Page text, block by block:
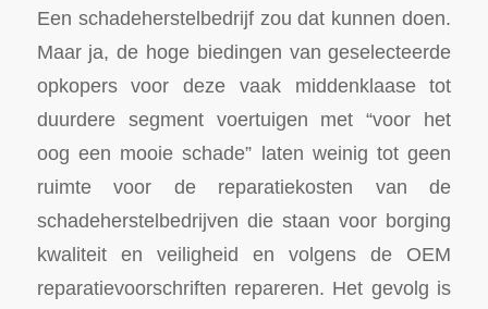
Een schadeherstelbedrijf zou dat kunnen doen.
Maar ja, de hoge biedingen van geselecteerde
opkopers voor deze vaak middenklaase tot
duurdere segment voertuigen met “voor het
oog een mooie schade” laten weinig tot geen
ruimte voor de reparatiekosten van de
schadeherstelbedrijven die staan voor borging
kwaliteit en veiligheid en volgens de OEM
reparatievoorschriften repareren. Het gevolg is